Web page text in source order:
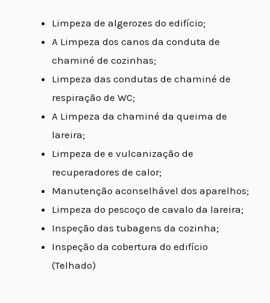
Limpeza de algerozes do edifício;
A Limpeza dos canos da conduta de
chaminé de cozinhas;
Limpeza das condutas de chaminé de
respiração de WC;
A Limpeza da chaminé da queima de
lareira;
Limpeza de e vulcanização de
recuperadores de calor;
Manutenção aconselhável dos aparelhos;
Limpeza do pescoço de cavalo da lareira;
Inspeção das tubagens da cozinha;
Inspeção da cobertura do edifício
(Telhado)